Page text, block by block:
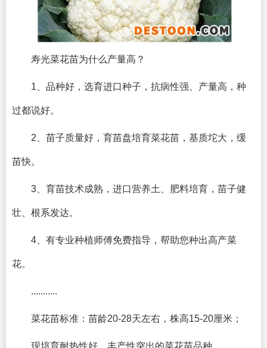
寿光菜花苗为什么产量高？
1、品种好，选育进口种子，抗病性强、产量高，种
过都说好。
2、苗子质量好，育苗盘培育菜花苗，基质坨大，缓
苗快。
3、育苗技术成熟，进口营养土、肥料培育，苗子健
壮、根系发达。
4、有专业种植师傅免费指导，帮助您种出高产菜
花。
...........
菜花苗标准：苗龄20-28天左右，株高15-20厘米；
现培育耐热性好，丰产性突出的菜花苗品种。